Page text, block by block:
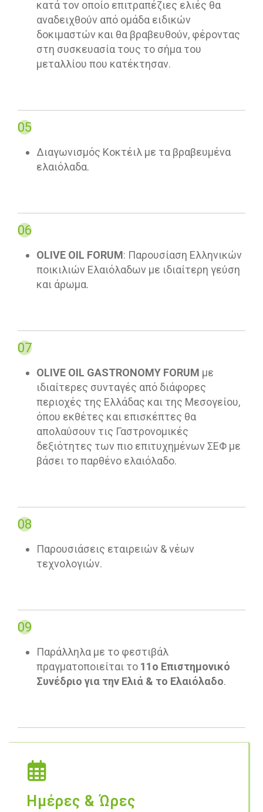
κατά τον οποίο επιτραπέζιες ελιές θα
αναδειχθούν από ομάδα ειδικών
δοκιμαστών και θα βραβευθούν, φέροντας
στη συσκευασία τους το σήμα του
μεταλλίου που κατέκτησαν.
05
Διαγωνισμός Κοκτέιλ με τα βραβευμένα
ελαιόλαδα.
06
OLIVE OIL FORUM: Παρουσίαση Ελληνικών
ποικιλιών Ελαιόλαδων με ιδιαίτερη γεύση
και άρωμα.
07
OLIVE OIL GASTRONOMY FORUM με
ιδιαίτερες συνταγές από διάφορες
περιοχές της Ελλάδας και της Μεσογείου,
όπου εκθέτες και επισκέπτες θα
απολαύσουν τις Γαστρονομικές
δεξιότητες των πιο επιτυχημένων ΣΕΦ με
βάσει το παρθένο ελαιόλαδο.
08
Παρουσιάσεις εταιρειών & νέων
τεχνολογιών.
09
Παράλληλα με το φεστιβάλ
πραγματοποιείται το 11ο Επιστημονικό
Συνέδριο για την Ελιά & το Ελαιόλαδο.
Ημέρες & Ώρες